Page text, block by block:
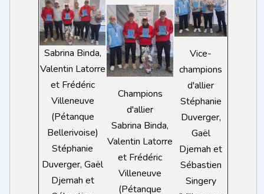
Sabrina Binda,
Valentin Latorre
et Frédéric
Villeneuve
(Pétanque
Bellerivoise)
Stéphanie
Duverger, Gaël
Djemah et
Champions
d'allier
Sabrina Binda,
Valentin Latorre
et Frédéric
Villeneuve
(Pétanque
Vice-
champions
d'allier
Stéphanie
Duverger,
Gaël
Djemah et
Sébastien
Singery